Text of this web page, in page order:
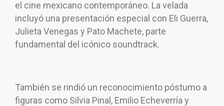
el cine mexicano contemporáneo. La velada
incluyó una presentación especial con Eli Guerra,
Julieta Venegas y Pato Machete, parte
fundamental del icónico soundtrack.
También se rindió un reconocimiento póstumo a
figuras como Silvia Pinal, Emilio Echeverría y